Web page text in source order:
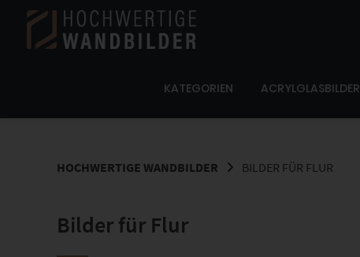
Springe
Inhalt
KATEGORIEN ACRYLGLASBILDER
HOCHWERTIGE WANDBILDER BILDER FÜR FLUR
Bilder für Flur